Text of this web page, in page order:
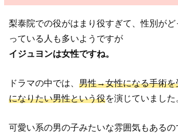
梨泰院での役がはまり役すぎて、性別が
っている人も多いようですが
イジュヨンは女性ですね。
ドラマの中では、男性→女性になる手術を
になりたい男性という役を演じていました
可愛い系の男の子みたいな雰囲気もあるの